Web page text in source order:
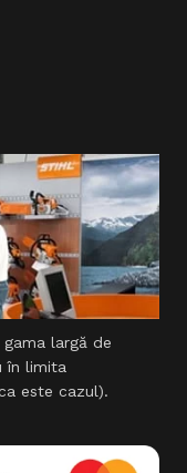
largă de
în limita
este cazul).